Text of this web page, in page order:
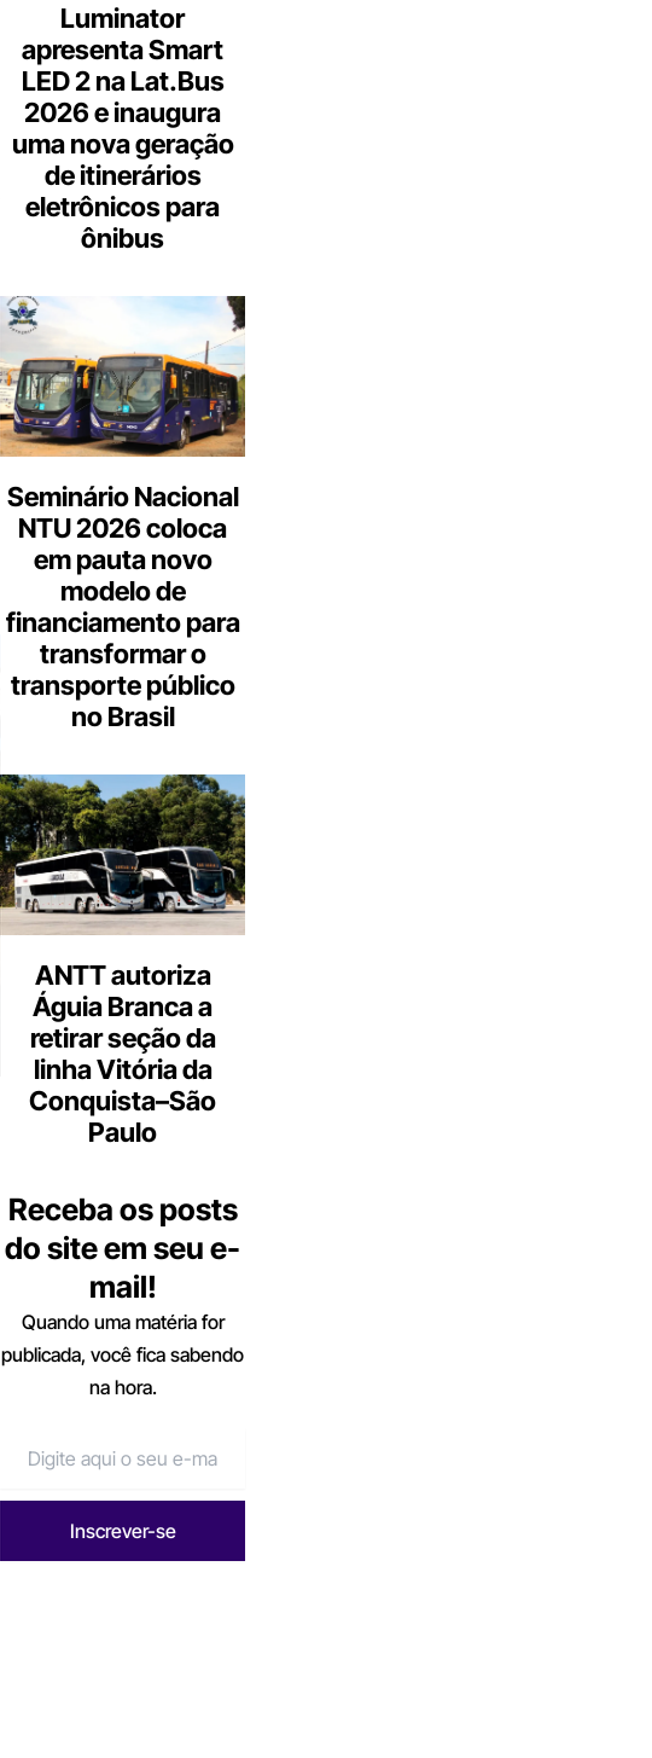
Luminator
apresenta Smart
LED 2 na Lat.Bus
2026 e inaugura
uma nova geração
de itinerários
eletrônicos para
ônibus
Seminário Nacional
NTU 2026 coloca
em pauta novo
modelo de
financiamento para
transformar o
transporte público
no Brasil
ANTT autoriza
Águia Branca a
retirar seção da
linha Vitória da
Conquista–São
Paulo
Receba os posts
do site em seu e-
mail!
Quando uma matéria for
publicada, você fica sabendo
na hora.
Inscrever-se